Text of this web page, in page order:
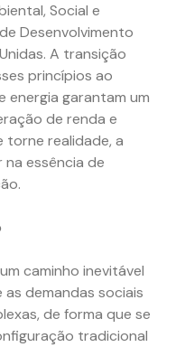
Social e
Desenvolvimento
A transição
princípios ao
energia garantam um
de renda e
torne realidade, a
essência de
caminho inevitável
demandas sociais
de forma que se
tradicional